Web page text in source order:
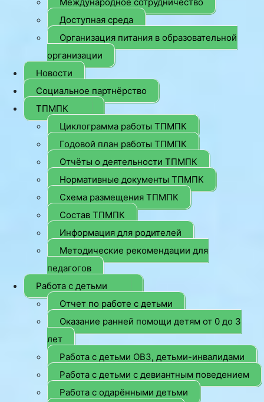
Доступная среда
Организация питания в образовательной
организации
Новости
Социальное партнёрство
ТПМПК
Циклограмма работы ТПМПК
Годовой план работы ТПМПК
Отчёты о деятельности ТПМПК
Нормативные документы ТПМПК
Схема размещения ТПМПК
Состав ТПМПК
Информация для родителей
Методические рекомендации для
педагогов
Работа с детьми
Отчет по работе с детьми
Оказание ранней помощи детям от 0 до 3
лет
Работа с детьми ОВЗ, детьми-инвалидами
Работа с детьми с девиантным поведением
Работа с одарёнными детьми